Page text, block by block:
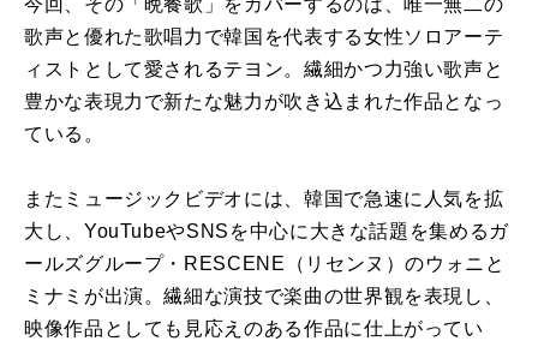
今回、その「晩餐歌」をカバーするのは、唯一無二の
歌声と優れた歌唱力で韓国を代表する女性ソロアーテ
ィストとして愛されるテヨン。繊細かつ力強い歌声と
豊かな表現力で新たな魅力が吹き込まれた作品となっ
ている。
またミュージックビデオには、韓国で急速に人気を拡
大し、YouTubeやSNSを中心に大きな話題を集めるガ
ールズグループ・RESCENE（リセンヌ）のウォニと
ミナミが出演。繊細な演技で楽曲の世界観を表現し、
映像作品としても見応えのある作品に仕上がってい